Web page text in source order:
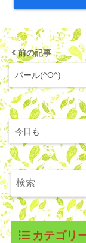
前の記事
パール(^O^)
今日も
カテゴリ